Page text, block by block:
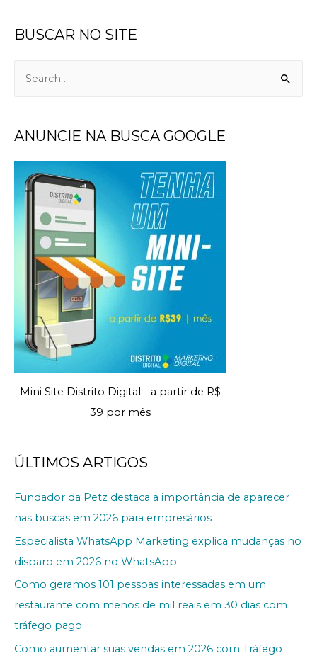
BUSCAR NO SITE
ANUNCIE NA BUSCA GOOGLE
Mini Site Distrito Digital - a partir de R$
39 por mês
ÚLTIMOS ARTIGOS
Fundador da Petz destaca a importância de aparecer
nas buscas em 2026 para empresários
Especialista WhatsApp Marketing explica mudanças no
disparo em 2026 no WhatsApp
Como geramos 101 pessoas interessadas em um
restaurante com menos de mil reais em 30 dias com
tráfego pago
Como aumentar suas vendas em 2026 com Tráfego